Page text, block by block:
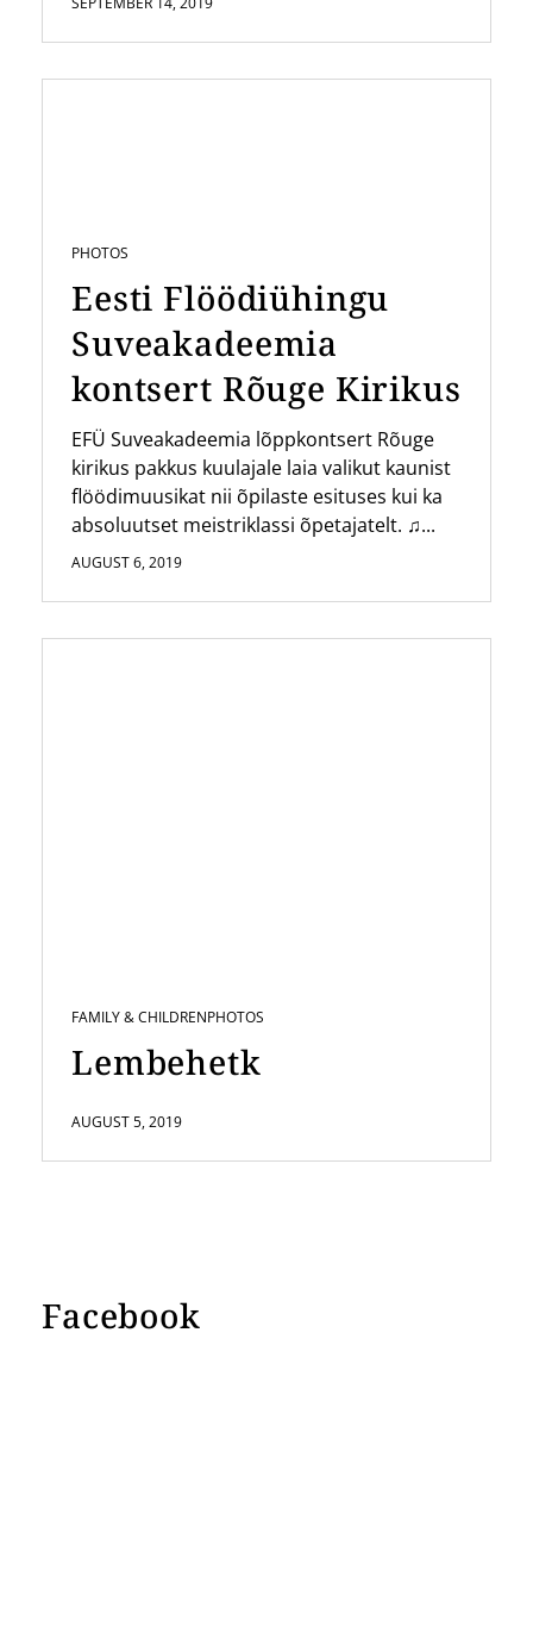
PHOTOS
Eesti Flöödiühingu
Suveakadeemia
kontsert Rõuge Kirikus
EFÜ Suveakadeemia lõppkontsert Rõuge
kirikus pakkus kuulajale laia valikut kaunist
flöödimuusikat nii õpilaste esituses kui ka
absoluutset meistriklassi õpetajatelt. ♫...
AUGUST 6, 2019
FAMILY & CHILDRENPHOTOS
Lembehetk
AUGUST 5, 2019
Facebook